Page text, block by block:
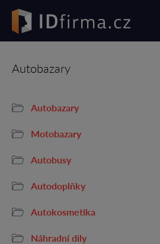
Autobazary
Autobazary
Motobazary
Autobusy
Autodoplňky
Autokosmetika
Náhradní dily